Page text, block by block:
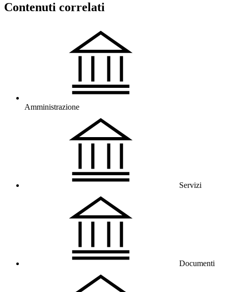
Contenuti correlati
Amministrazione
Servizi
Documenti